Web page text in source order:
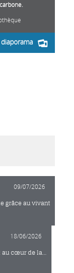
09/07/2026
grâce au vivant
18/06/2026
au cœur de la...